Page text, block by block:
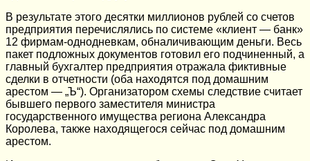
В результате этого десятки миллионов рублей со счетов
предприятия перечислялись по системе «клиент — банк»
12 фирмам-однодневкам, обналичивающим деньги. Весь
пакет подложных документов готовил его подчиненный, а
главный бухгалтер предприятия отражала фиктивные
сделки в отчетности (оба находятся под домашним
арестом — „Ъ“). Организатором схемы следствие считает
бывшего первого заместителя министра
государственного имущества региона Александра
Королева, также находящегося сейчас под домашним
арестом.